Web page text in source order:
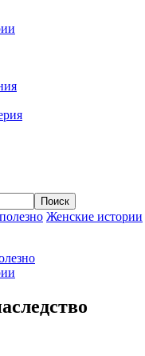
Женские истории